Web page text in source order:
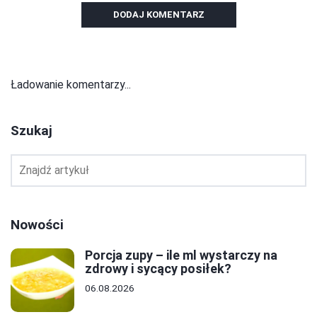
DODAJ KOMENTARZ
Ładowanie komentarzy...
Szukaj
Nowości
Porcja zupy – ile ml wystarczy na
zdrowy i sycący posiłek?
06.08.2026